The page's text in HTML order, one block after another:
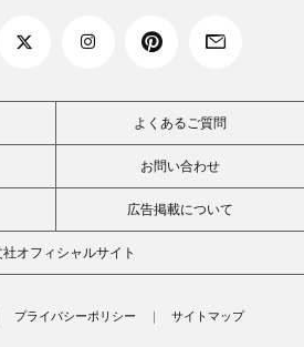
よくあるご質問
お問い合わせ
広告掲載について
社オフィシャルサイト
プライバシーポリシー サイトマップ